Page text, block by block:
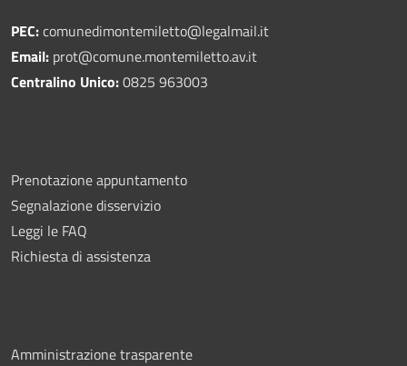
PEC:comunedimontemiletto@legalmail.it
Email: prot@comune.montemiletto.av.it
Centralino Unico:0825 963003
Prenotazione appuntamento
Segnalazione disservizio
Leggi le FAQ
Richiesta di assistenza
Amministrazione trasparente